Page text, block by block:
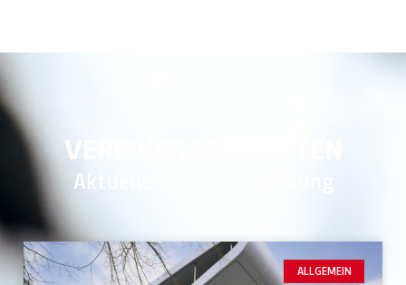
VEREINSNACHRICHTEN
Aktuelles aus der Abteilung
ALLGEMEIN